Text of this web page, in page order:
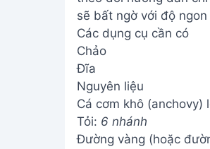
sẽ bất ngờ với độ
Các dụng cụ cần có
Chảo
Đĩa
Nguyên liệu
Cá cơm khô (anchovy)
Tỏi: 6 nhánh
Đường vàng (hoặc